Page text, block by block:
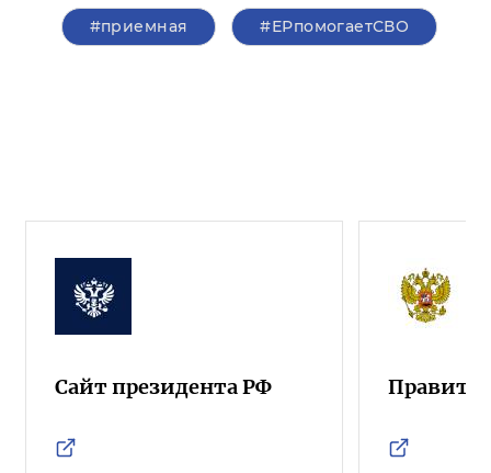
#приемная #ЕРпомогаетСВО
Сайт президента РФ